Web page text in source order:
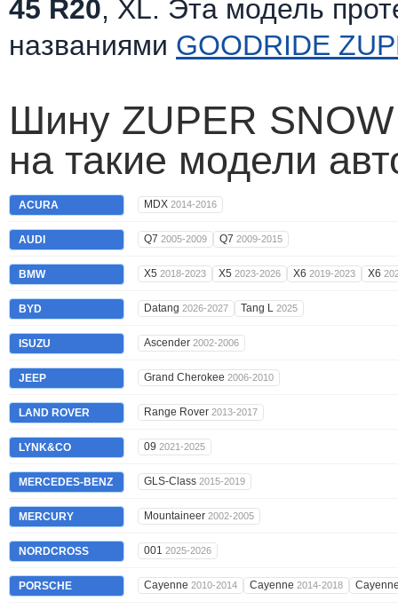
45 R20, XL. Эта модель
названиями GOODRIDE
Шину ZUPER
на такие модели
ACURA MDX 2014-2016
AUDI Q7 2005-2009 Q7 2009-2015
BMW X5 2018-2023 X5 2023-2026 X6 2019-2023 X6
BYD Datang 2026-2027 Tang L 2025
ISUZU Ascender 2002-2006
JEEP Grand Cherokee 2006-2010
LAND ROVER Range Rover 2013-2017
LYNK&CO 09 2021-2025
MERCEDES-BENZ GLS-Class 2015-2019
MERCURY Mountaineer 2002-2005
NORDCROSS 001 2025-2026
PORSCHE Cayenne 2010-2014 Cayenne 2014-2018